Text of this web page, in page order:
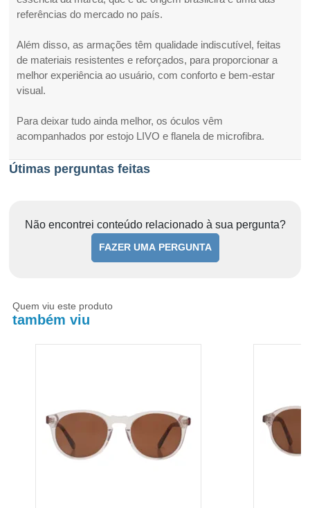
referências do mercado no país.
Além disso, as armações têm qualidade indiscutível, feitas
de materiais resistentes e reforçados, para proporcionar a
melhor experiência ao usuário, com conforto e bem-estar
visual.
Para deixar tudo ainda melhor, os óculos vêm
acompanhados por estojo LIVO e flanela de microfibra.
Útimas perguntas feitas
Não encontrei conteúdo relacionado à sua pergunta?
FAZER UMA PERGUNTA
Quem viu este produto
também viu